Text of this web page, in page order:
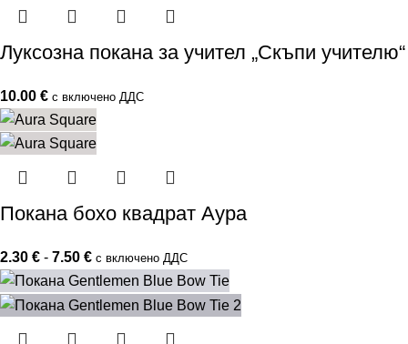
Луксозна покана за учител „Скъпи учителю“
10.00 € с включено ДДС
Покана бохо квадрат Аура
2.30 € - 7.50 € с включено ДДС